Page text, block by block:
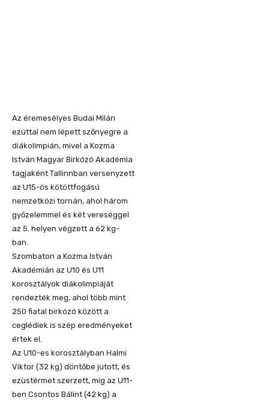
Az éremesélyes Budai Milán
ezúttal nem lépett szőnyegre a
diákolimpián, mivel a Kozma
István Magyar Birkózó Akadémia
tagjaként Tallinnban versenyzett
az U15-ös kötöttfogású
nemzetközi tornán, ahol három
győzelemmel és két vereséggel
az 5. helyen végzett a 62 kg-
ban.
Szombaton a Kozma István
Akadémián az U10 és U11
korosztályok diákolimpiáját
rendezték meg, ahol több mint
250 fiatal birkózó között a
ceglédiek is szép eredményeket
értek el.
Az U10-es korosztályban Halmi
Viktor (32 kg) döntőbe jutott, és
ezüstérmet szerzett, míg az U11-
ben Csontos Bálint (42 kg) a